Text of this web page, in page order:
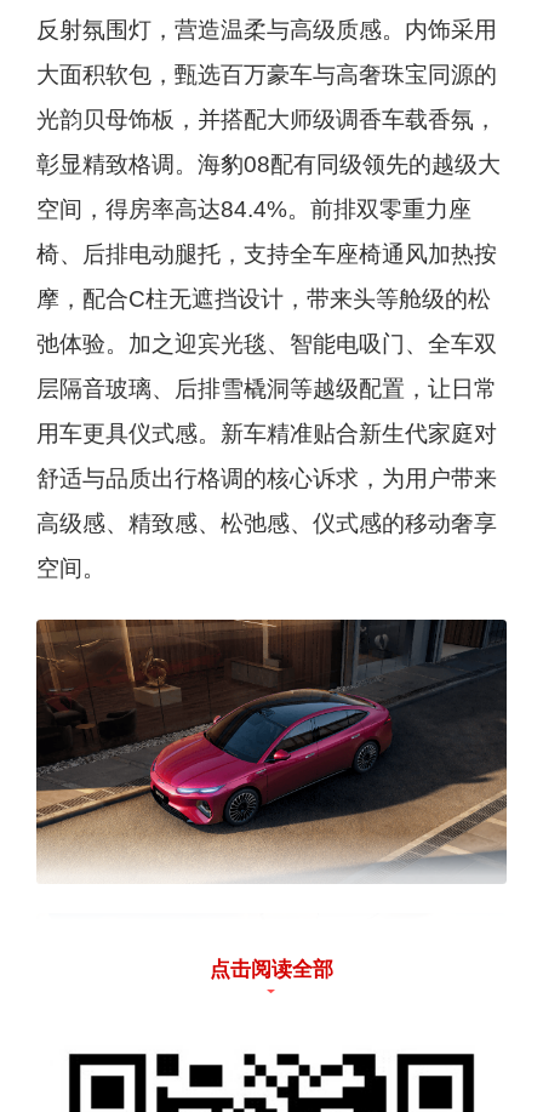
反射氛围灯，营造温柔与高级质感。内饰采用
大面积软包，甄选百万豪车与高奢珠宝同源的
光韵贝母饰板，并搭配大师级调香车载香氛，
彰显精致格调。海豹08配有同级领先的越级大
空间，得房率高达84.4%。前排双零重力座
椅、后排电动腿托，支持全车座椅通风加热按
摩，配合C柱无遮挡设计，带来头等舱级的松
弛体验。加之迎宾光毯、智能电吸门、全车双
层隔音玻璃、后排雪橇洞等越级配置，让日常
用车更具仪式感。新车精准贴合新生代家庭对
舒适与品质出行格调的核心诉求，为用户带来
高级感、精致感、松弛感、仪式感的移动奢享
空间。
点击阅读全部